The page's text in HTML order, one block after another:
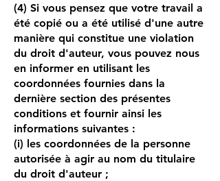
(4) Si vous pensez que votre travail a
été copié ou a été utilisé d'une autre
manière qui constitue une violation
du droit d'auteur, vous pouvez nous
en informer en utilisant les
coordonnées fournies dans la
dernière section des présentes
conditions et fournir ainsi les
informations suivantes :
(i) les coordonnées de la personne
autorisée à agir au nom du titulaire
du droit d'auteur ;